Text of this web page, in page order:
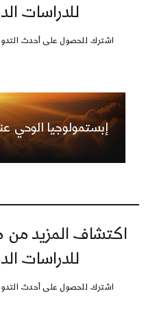
للدراسات
اشترك للحصول على أحدث
إبستمولوجيا الوحي
اكتشاف المزيد من
للدراسات
اشترك للحصول على أحدث